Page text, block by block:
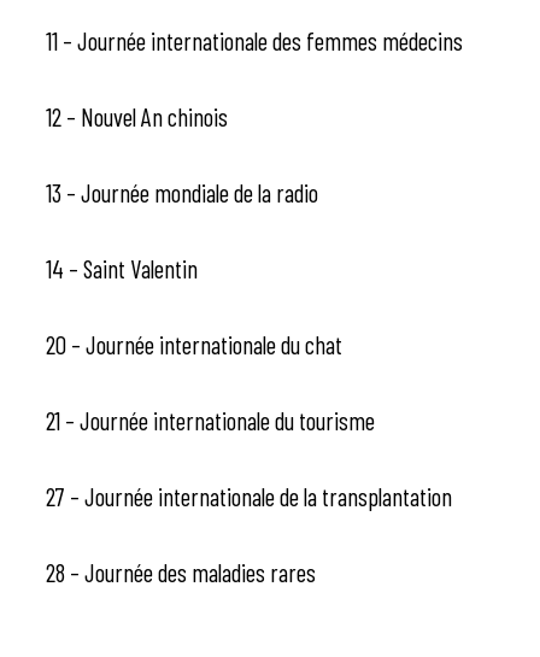
11 – Journée internationale des femmes médecins
12 – Nouvel An chinois
13 – Journée mondiale de la radio
14 – Saint Valentin
20 – Journée internationale du chat
21 – Journée internationale du tourisme
27 – Journée internationale de la transplantation
28 – Journée des maladies rares